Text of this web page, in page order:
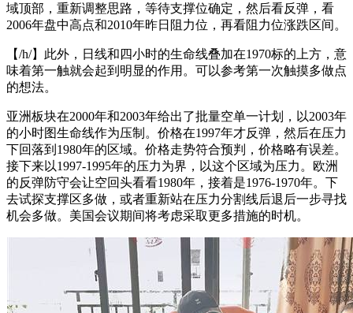
域顶部，重新调整思路，等待支撑位确定，然后看反弹，看
2006年盘中高点和2010年昨日阻力位，再看阻力位涨跌区间。
【/h/】此外，日线和四小时的生命线叠加在1970标的上方，意
味着第一触就会起到明显的作用。可以参考第一次触摸多做点
的想法。
亚洲板块在2000年和2003年给出了批量空单一计划，以2003年
的小时图生命线作为压制。价格在1997年才反弹，然后在压力
下回落到1980年的区域。价格走势符合预判，价格略有误差。
接下来以1997-1995年的压力为界，以这个区域为压力。欧洲
的反弹防守会让空回头看看1980年，接着是1976-1970年。下
去试探支撑区多做，或者重新站在压力分割线后退后一步寻找
机会多做。美国会议期间将考虑采取更多措施的时机。